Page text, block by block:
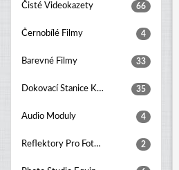
Čisté Videokazety 66
Černobílé Filmy 4
Barevné Filmy 33
Dokovací Stanice K Fotoaparátu 35
Audio Moduly 4
Reflektory Pro Foto Studia 2